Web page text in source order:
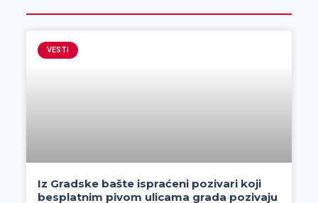
VESTI
Iz Gradske bašte ispraćeni pozivari koji
besplatnim pivom ulicama grada pozivaju